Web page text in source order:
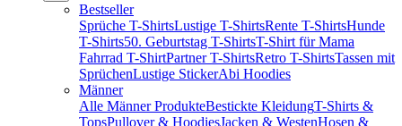
Bestseller
Sprüche T-ShirtsLustige T-ShirtsRente T-ShirtsHunde
T-Shirts50. Geburtstag T-ShirtsT-Shirt für Mama
Fahrrad T-ShirtPartner T-ShirtsRetro T-ShirtsTassen mit
SprüchenLustige StickerAbi Hoodies
Männer
Alle Männer ProdukteBestickte KleidungT-Shirts &
TopsPullover & HoodiesJacken & WestenHosen &